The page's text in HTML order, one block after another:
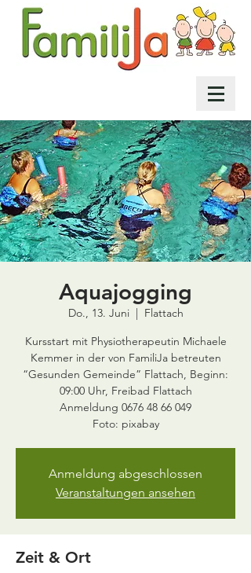
Aquajogging
Do., 13. Juni
  |
Flattach
Kursstart mit Physiotherapeutin Michaele
Kemmer in der von FamiliJa betreuten
“Gesunden Gemeinde” Flattach, Beginn:
09:00 Uhr, Freibad Flattach
Anmeldung 0676 48 66 049
Foto: pixabay
Anmeldung abgeschlossen
Veranstaltungen ansehen
Zeit & Ort